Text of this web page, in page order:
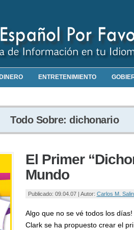
ENTRETENIMIENTO
Todo Sobre: dichonario
El Primer
Mundo
Publicado: 09.04.07 | Autor: Carlos M.
Algo que no se vé todos los
Clark se ha propuesto crear el